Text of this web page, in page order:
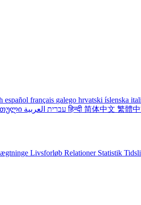
español français galego hrvatski íslenska
עברית العربيةहिन्दी 简体中文 繁體
Livsforløb Relationer Statistik